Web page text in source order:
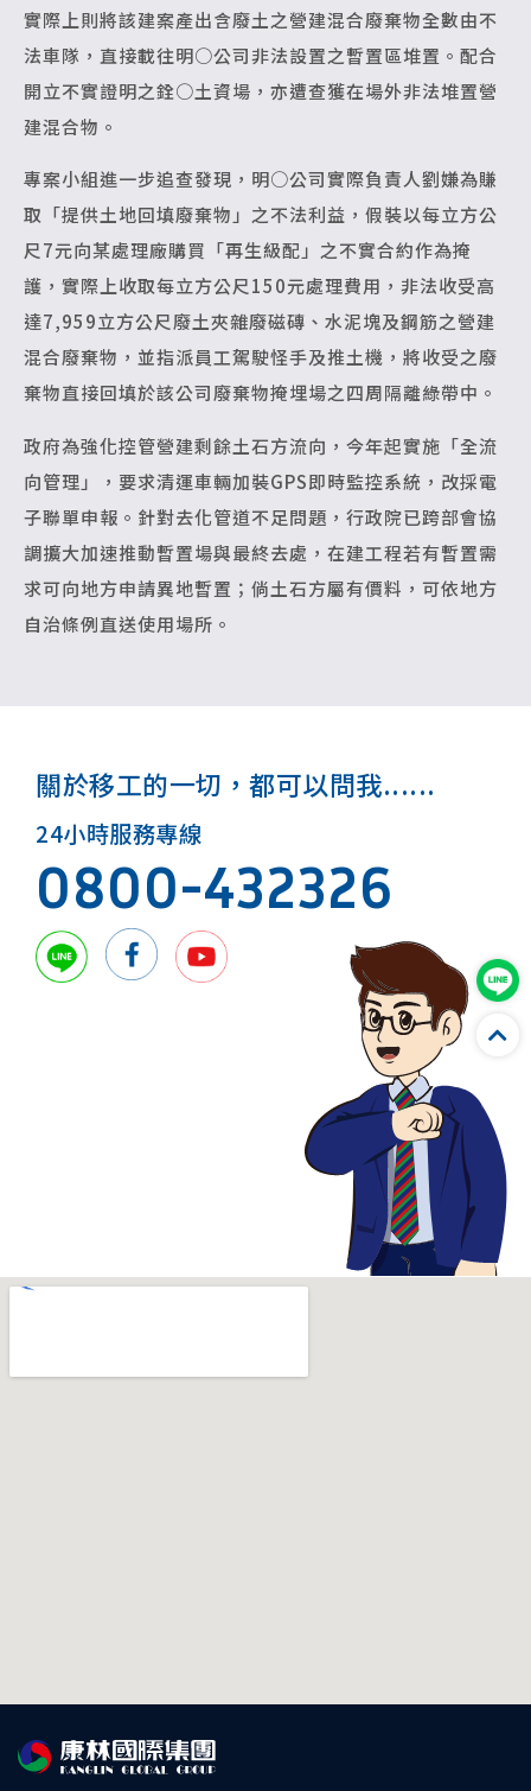
實際上則將該建案產出含廢土之營建混合廢棄物全數由不
法車隊，直接載往明○公司非法設置之暫置區堆置。配合
開立不實證明之銓○土資場，亦遭查獲在場外非法堆置營
建混合物。
專案小組進一步追查發現，明○公司實際負責人劉嫌為賺
取「提供土地回填廢棄物」之不法利益，假裝以每立方公
尺7元向某處理廠購買「再生級配」之不實合約作為掩
護，實際上收取每立方公尺150元處理費用，非法收受高
達7,959立方公尺廢土夾雜廢磁磚、水泥塊及鋼筋之營建
混合廢棄物，並指派員工駕駛怪手及推土機，將收受之廢
棄物直接回填於該公司廢棄物掩埋場之四周隔離綠帶中。
政府為強化控管營建剩餘土石方流向，今年起實施「全流
向管理」，要求清運車輛加裝GPS即時監控系統，改採電
子聯單申報。針對去化管道不足問題，行政院已跨部會協
調擴大加速推動暫置場與最終去處，在建工程若有暫置需
求可向地方申請異地暫置；倘土石方屬有價料，可依地方
自治條例直送使用場所。
關於移工的一切，都可以問我......
24小時服務專線
0800-432326